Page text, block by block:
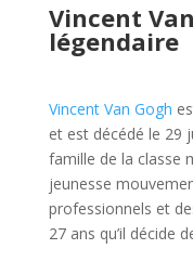
Vincent
légendaire
Vincent Van Gogh
et est décédé le 29
famille de la classe
jeunesse
professionnels et
27 ans qu’il décide